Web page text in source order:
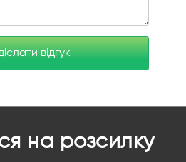
відгук
на розсилку